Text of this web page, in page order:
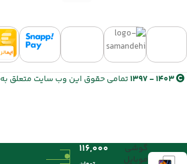
1403 - 1397 تمامی حقوق این وب سایت متعلق به
گوشی
موبایل
۱۱۶,۰۰۰